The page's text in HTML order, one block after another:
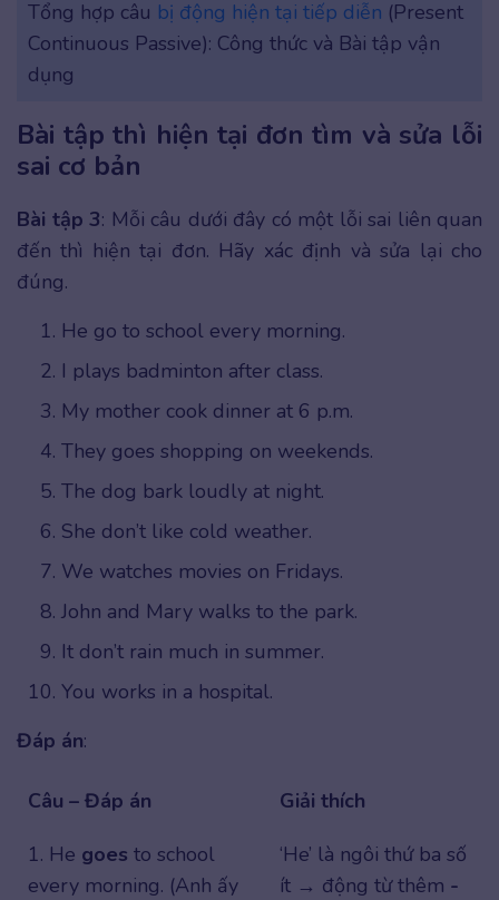
Tổng hợp câu bị động hiện tại tiếp diễn (Present
Continuous Passive): Công thức và Bài tập vận
dụng
Bài tập thì hiện tại đơn tìm và sửa lỗi
sai cơ bản
Bài tập 3: Mỗi câu dưới đây có một lỗi sai liên quan
đến thì hiện tại đơn. Hãy xác định và sửa lại cho
đúng.
He go to school every morning.
I plays badminton after class.
My mother cook dinner at 6 p.m.
They goes shopping on weekends.
The dog bark loudly at night.
She don’t like cold weather.
We watches movies on Fridays.
John and Mary walks to the park.
It don’t rain much in summer.
You works in a hospital.
Đáp án:
Câu – Đáp án
Giải thích
1. He goes to school
every morning. (Anh ấy
‘He’ là ngôi thứ ba số
ít → động từ thêm -